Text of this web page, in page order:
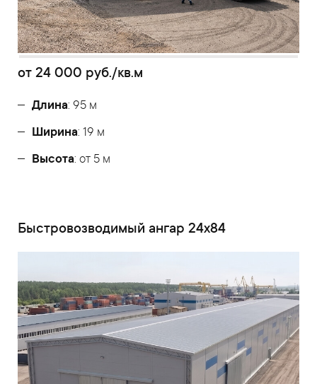
от 24 000 руб./кв.м
Длина: 95 м
Ширина: 19 м
Высота: от 5 м
Быстровозводимый ангар 24x84